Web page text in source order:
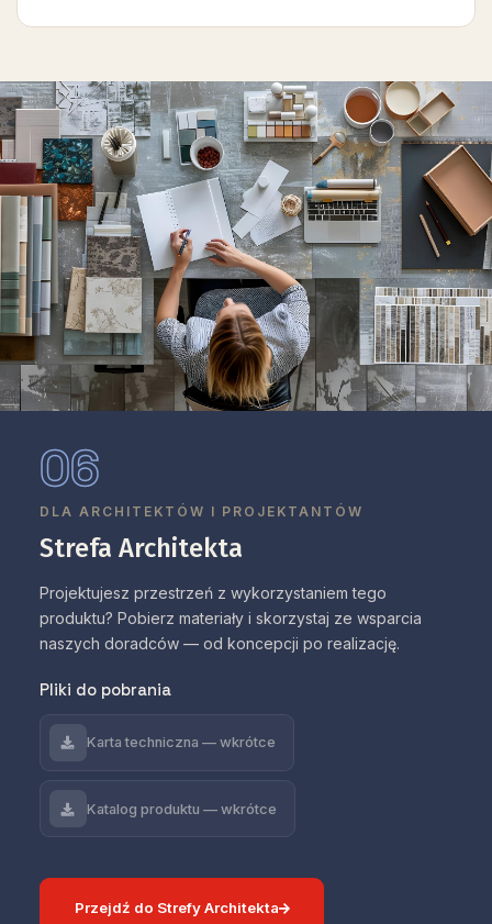
06
DLA ARCHITEKTÓW I PROJEKTANTÓW
Strefa Architekta
Projektujesz przestrzeń z wykorzystaniem tego
produktu? Pobierz materiały i skorzystaj ze wsparcia
naszych doradców — od koncepcji po realizację.
Pliki do pobrania
Karta techniczna — wkrótce
Katalog produktu — wkrótce
Przejdź do Strefy Architekta